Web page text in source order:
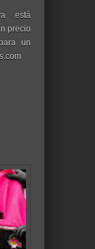
está
precio
un